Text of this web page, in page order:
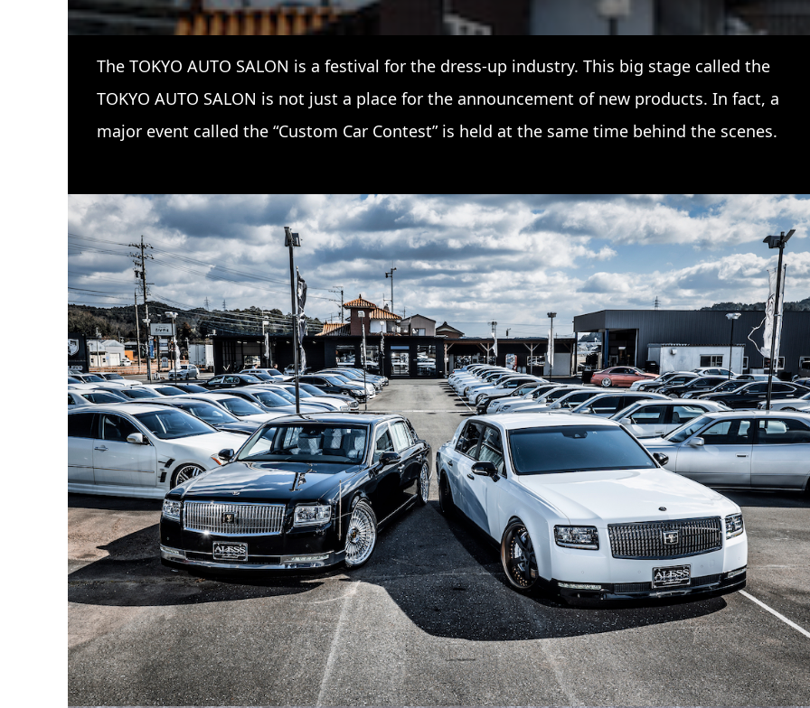
The TOKYO AUTO SALON is a festival for the dress-up industry. This big stage called the
TOKYO AUTO SALON is not just a place for the announcement of new products. In fact, a
major event called the “Custom Car Contest” is held at the same time behind the scenes.